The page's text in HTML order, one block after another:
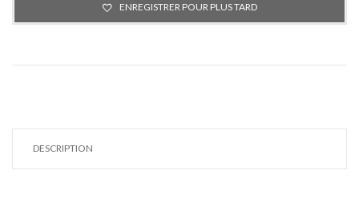
ENREGISTRER POUR PLUS TARD
DESCRIPTION